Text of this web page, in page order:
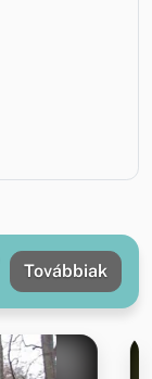
Továbbiak